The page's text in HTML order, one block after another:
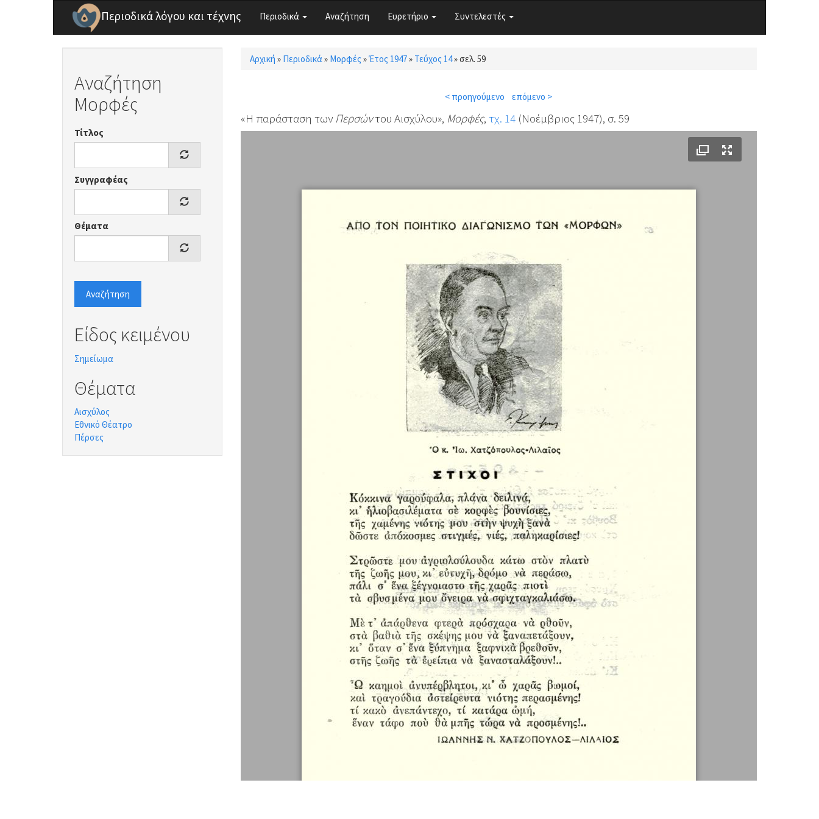
Παράκαμψη προς το κυρίως περιεχόμενο
Περιοδικά λόγου και τέχνης Περιοδικά Αναζήτηση Ευρετήριο Συντελεστές
Αναζήτηση
Μορφές
Τίτλος
Συγγραφέας
Θέματα
Αναζήτηση
Είδος κειμένου
Σημείωμα
Θέματα
Αισχύλος
Εθνικό Θέατρο
Πέρσες
Είστε εδώ
Αρχική » Περιοδικά» Μορφές »Έτος 1947» Τεύχος 14»σελ. 59
< προηγούμενο επόμενο >
«Η παράσταση των Περσώντου Αισχύλου», Μορφές, τχ. 14(Νοέμβριος 1947), σ. 59